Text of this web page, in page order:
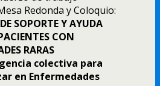
Redonda y Coloquio:
SOPORTE Y AYUDA
CON
RARAS
colectiva para
en Enfermedades